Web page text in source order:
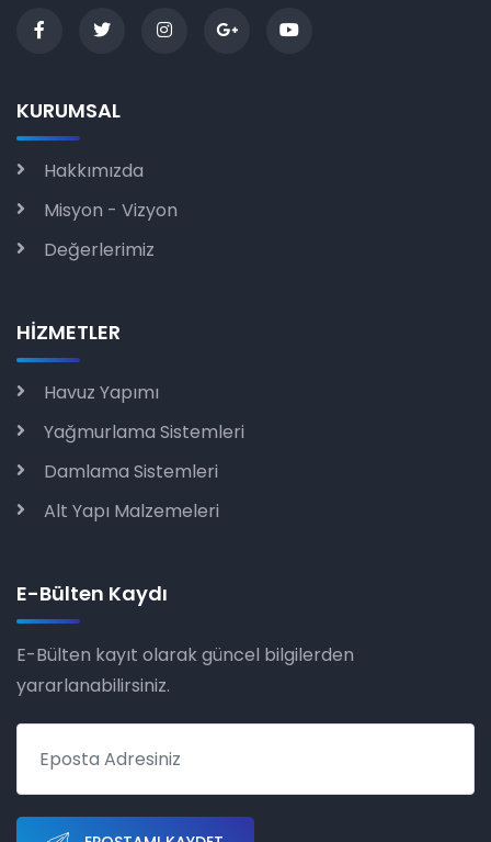
KURUMSAL
Hakkımızda
Misyon - Vizyon
Değerlerimiz
HİZMETLER
Havuz Yapımı
Yağmurlama Sistemleri
Damlama Sistemleri
Alt Yapı Malzemeleri
E-Bülten Kaydı
E-Bülten kayıt olarak güncel bilgilerden
yararlanabilirsiniz.